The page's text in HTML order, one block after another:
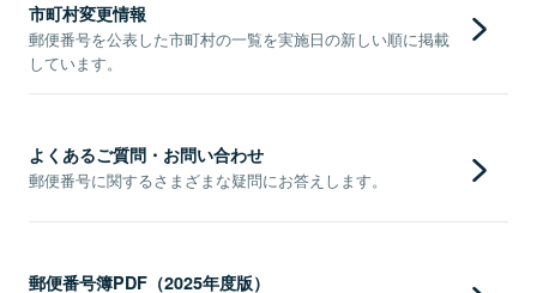
市町村変更情報
郵便番号を公表した市町村の一覧を実施日の新しい順に掲載
しています。
よくあるご質問・お問い合わせ
郵便番号に関するさまざまな疑問にお答えします。
郵便番号簿PDF（2025年度版）